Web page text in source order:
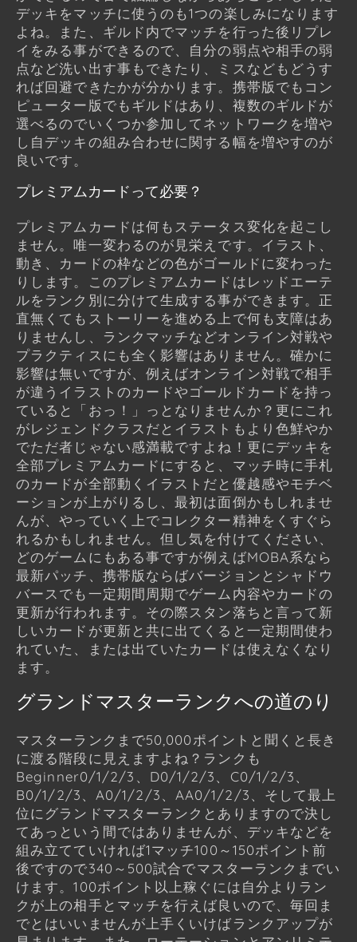
デッキをマッチに使うのも1つの楽しみになります
よね。また、ギルド内でマッチを行った後リプレ
イをみる事ができるので、自分の弱点や相手の弱
点など洗い出す事もできたり、ミスなどもどうす
れば回避できたかが分かります。携帯版でもコン
ピューター版でもギルドはあり、複数のギルドが
選べるのでいくつか参加してネットワークを増や
し自デッキの組み合わせに関する幅を増やすのが
良いです。
プレミアムカードって必要？
プレミアムカードは何もステータス変化を起こし
ません。唯一変わるのが見栄えです。イラスト、
動き、カードの枠などの色がゴールドに変わった
りします。このプレミアムカードはレッドエーテ
ルをランク別に分けて生成する事ができます。正
直無くてもストーリーを進める上で何も支障はあ
りませんし、ランクマッチなどオンライン対戦や
プラクティスにも全く影響はありません。確かに
影響は無いですが、例えばオンライン対戦で相手
が違うイラストのカードやゴールドカードを持っ
ていると「おっ！」っとなりませんか？更にこれ
がレジェンドクラスだとイラストもより色鮮やか
でただ者じゃない感満載ですよね！更にデッキを
全部プレミアムカードにすると、マッチ時に手札
のカードが全部動くイラストだと優越感やモチベ
ーションが上がりるし、最初は面倒かもしれませ
んが、やっていく上でコレクター精神をくすぐら
れるかもしれません。但し気を付けてください、
どのゲームにもある事ですが例えばMOBA系なら
最新パッチ、携帯版ならばバージョンとシャドウ
バースでも一定期間周期でゲーム内容やカードの
更新が行われます。その際スタン落ちと言って新
しいカードが更新と共に出てくると一定期間使わ
れていた、または出ていたカードは使えなくなり
ます。
グランドマスターランクへの道のり
マスターランクまで50,000ポイントと聞くと長き
に渡る階段に見えますよね？ランクも
Beginner0/1/2/3、D0/1/2/3、C0/1/2/3、
B0/1/2/3、A0/1/2/3、AA0/1/2/3、そして最上
位にグランドマスターランクとありますので決し
てあっという間ではありませんが、デッキなどを
組み立てていければ1マッチ100～150ポイント前
後ですので340～500試合でマスターランクまでい
けます。100ポイント以上稼ぐには自分よりラン
クが上の相手とマッチを行えば良いので、毎回ま
でとはいいませんが上手くいけばランクアップが